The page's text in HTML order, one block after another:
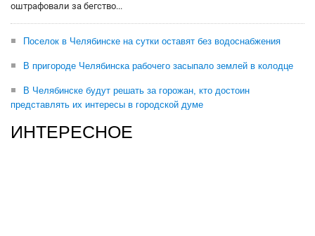
оштрафовали за бегство...
Поселок в Челябинске на сутки оставят без водоснабжения
В пригороде Челябинска рабочего засыпало землей в колодце
В Челябинске будут решать за горожан, кто достоин
представлять их интересы в городской думе
ИНТЕРЕСНОЕ